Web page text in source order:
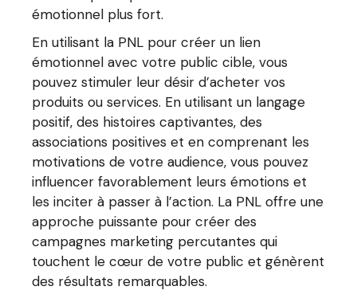
émotionnel plus fort.
En utilisant la PNL pour créer un lien
émotionnel avec votre public cible, vous
pouvez stimuler leur désir d’acheter vos
produits ou services. En utilisant un langage
positif, des histoires captivantes, des
associations positives et en comprenant les
motivations de votre audience, vous pouvez
influencer favorablement leurs émotions et
les inciter à passer à l’action. La PNL offre une
approche puissante pour créer des
campagnes marketing percutantes qui
touchent le cœur de votre public et génèrent
des résultats remarquables.